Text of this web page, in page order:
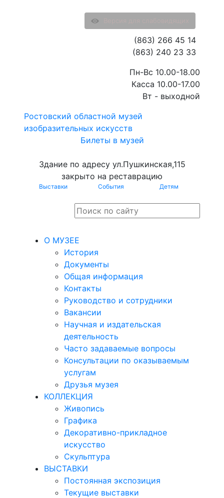
Ростовский областной музей
изобразительных искусств
Билеты в музей
Здание по адресу ул.Пушкинская,115
закрыто на реставрацию
Выставки События Детям
(863) 266 45 14
(863) 240 23 33
Пн-Вс 10.00-18.00
Касса 10.00-17.00
Вт - выходной
О МУЗЕЕ
История
Документы
Общая информация
Контакты
Руководство и сотрудники
Вакансии
Научная и издательская
деятельность
Часто задаваемые вопросы
Консультации по оказываемым
услугам
Друзья музея
КОЛЛЕКЦИЯ
Живопись
Графика
Декоративно-прикладное
искусство
Скульптура
ВЫСТАВКИ
Постоянная экспозиция
Текущие выставки